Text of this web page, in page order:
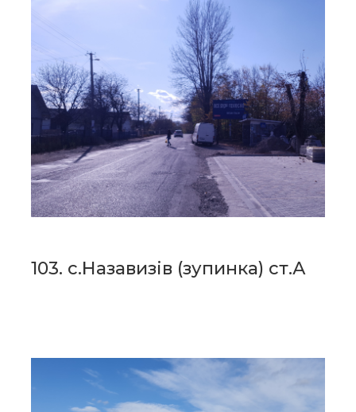
103. с.Назавизів (зупинка) ст.А